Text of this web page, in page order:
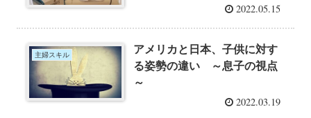
2022.05.15
主婦スキル
アメリカと日本、子供に対す
る姿勢の違い ～息子の視点
～
2022.03.19